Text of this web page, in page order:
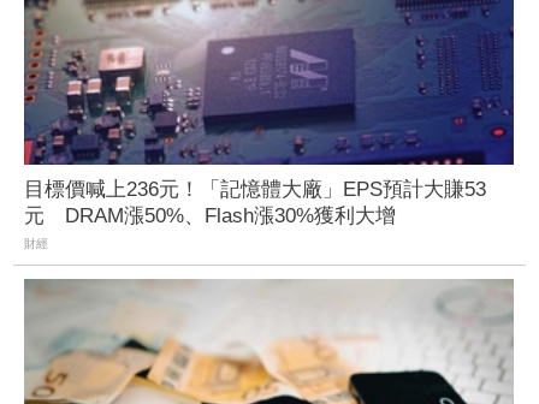
目標價喊上236元！「記憶體大廠」EPS預計大賺53
元 DRAM漲50%、Flash漲30%獲利大增
財經